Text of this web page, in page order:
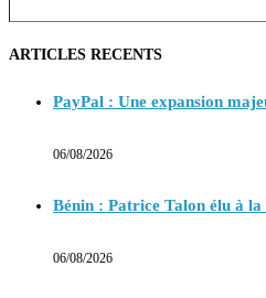
ARTICLES RECENTS
PayPal : Une expansion
06/08/2026
Bénin : Patrice Talon élu à la
06/08/2026